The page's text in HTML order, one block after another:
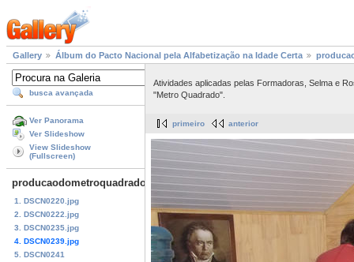
Gallery Álbum do Pacto Nacional pela Alfabetização na Idade Certa
busca avançada
Ver Panorama
Ver Slideshow
View Slideshow
(Fullscreen)
producaodometroquadrado21deagostode2014
1. DSCN0220.jpg
2. DSCN0222.jpg
3. DSCN0235.jpg
4. DSCN0239.jpg
5. DSCN0241
Atividades aplicadas pelas Formadoras, Selma e
"Metro Quadrado".
primeiro anterior